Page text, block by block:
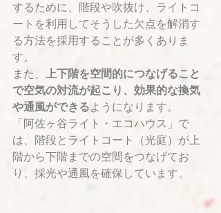
するために、階段や吹抜け、ライトコ
ートを利用してそうした欠点を解消す
る方法を採用することが多くありま
す。
また、 上下階を空間的につなげること
で空気の対流が起こり、効果的な換気
や通風ができるようになります。
「阿佐ヶ谷ライト・エコハウス」で
は、階段とライトコート（光庭）が上
階から下階までの空間をつなげてお
り、採光や通風を確保しています。